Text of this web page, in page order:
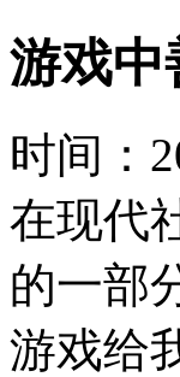
游戏中
时间：
在现代
的一部
游戏给